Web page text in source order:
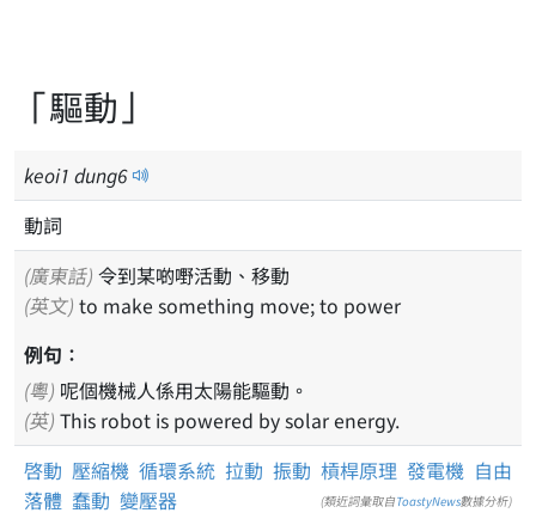
「驅動」
keoi1 dung6
動詞
(廣東話) 令到某啲嘢活動、移動
(英文) to make something move; to power
例句：
(粵) 呢個機械人係用太陽能驅動。
(英) This robot is powered by solar energy.
啓動 壓縮機 循環系統 拉動 振動 槓桿原理 發電機 自由
落體 蠢動 變壓器 (類近詞彙取自ToastyNews數據分析)